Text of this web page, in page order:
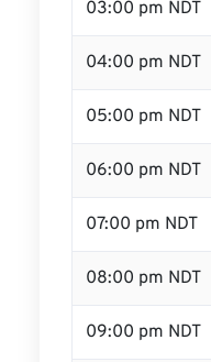
03:00 pm NDT
04:00 pm NDT
05:00 pm NDT
06:00 pm NDT
07:00 pm NDT
08:00 pm NDT
09:00 pm NDT